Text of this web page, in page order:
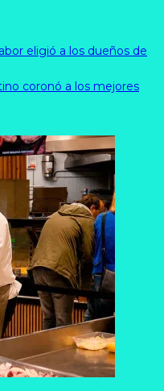
eligió a los dueños de
coronó a los mejores